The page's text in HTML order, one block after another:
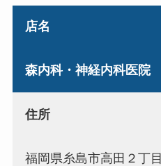
店名
森内科・神経内科医院
住所
福岡県糸島市高田２丁